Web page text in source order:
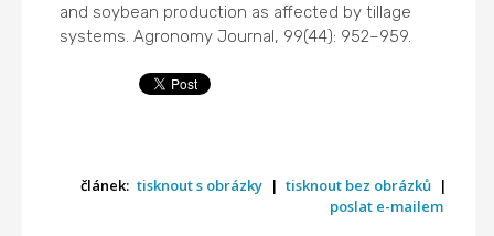
and soybean production as affected by tillage
systems. Agronomy Journal, 99(44): 952–959.
článek: tisknout s obrázky | tisknout bez obrázků |
poslat e-mailem